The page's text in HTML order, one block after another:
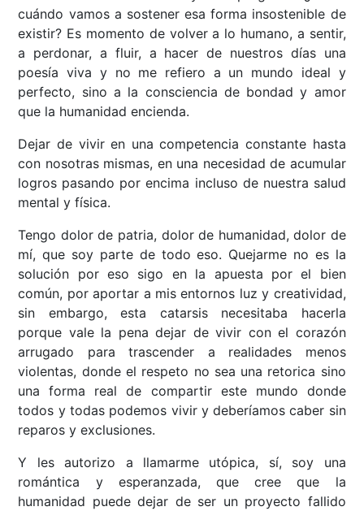
cuándo vamos a sostener esa forma insostenible de
existir? Es momento de volver a lo humano, a sentir,
a perdonar, a fluir, a hacer de nuestros días una
poesía viva y no me refiero a un mundo ideal y
perfecto, sino a la consciencia de bondad y amor
que la humanidad encienda.
Dejar de vivir en una competencia constante hasta
con nosotras mismas, en una necesidad de acumular
logros pasando por encima incluso de nuestra salud
mental y física.
Tengo dolor de patria, dolor de humanidad, dolor de
mí, que soy parte de todo eso. Quejarme no es la
solución por eso sigo en la apuesta por el bien
común, por aportar a mis entornos luz y creatividad,
sin embargo, esta catarsis necesitaba hacerla
porque vale la pena dejar de vivir con el corazón
arrugado para trascender a realidades menos
violentas, donde el respeto no sea una retorica sino
una forma real de compartir este mundo donde
todos y todas podemos vivir y deberíamos caber sin
reparos y exclusiones.
Y les autorizo a llamarme utópica, sí, soy una
romántica y esperanzada, que cree que la
humanidad puede dejar de ser un proyecto fallido